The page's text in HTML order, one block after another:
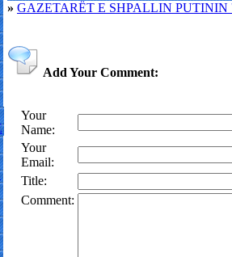
» GAZETARËT E SHPALLIN
Add Your Comment:
Your
Name:
Your
Email:
Title:
Comment: